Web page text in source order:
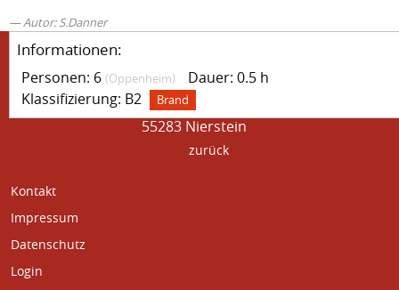
Autor: S.Danner
Informationen:
Personen: 6 (Oppenheim)
Dauer: 0.5 h
Klassifizierung: B2
Brand
zurück
Einheit Oppenheim
Rheinallee 66
55283 Nierstein
Kontakt
Impressum
Datenschutz
Login